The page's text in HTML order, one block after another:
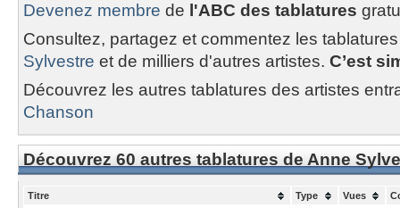
Devenez membre de l'ABC des tablatures
Consultez, partagez et commentez les
Sylvestre et de milliers d'autres artistes. C’est
Découvrez les autres tablatures des artistes
Chanson
Découvrez 60 autres tablatures de Anne
Titre Type Vues